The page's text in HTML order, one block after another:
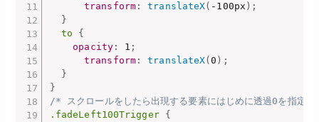
transform : translateX( -100px ) ;
}
to
{
opacity : 1 ;
transform : translateX(0 ) ;
}
}
/* スクロールをしたら出現する要素にはじめに透過0を指定
.fadeLeft100Trigger
{